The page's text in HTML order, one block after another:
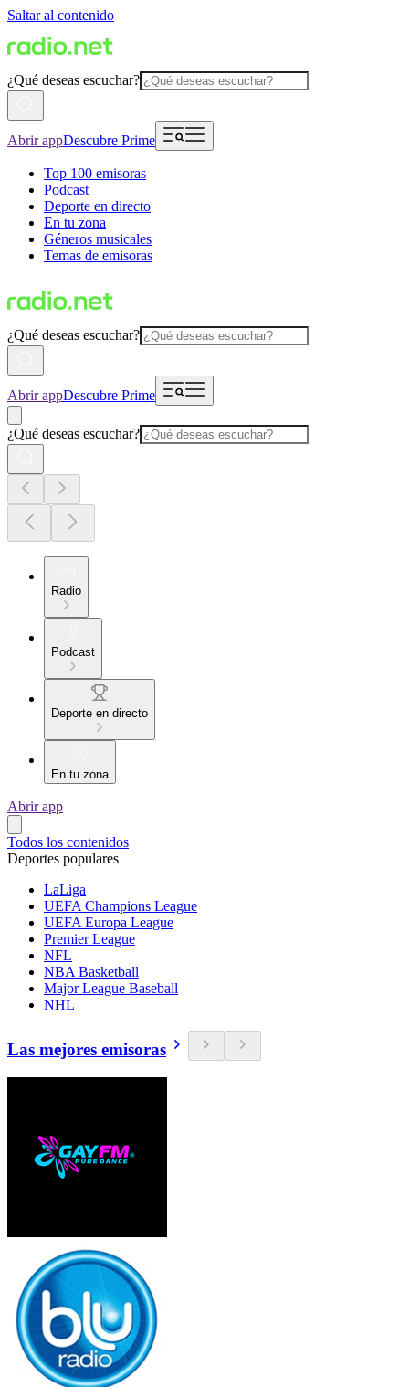
Saltar al contenido
¿Qué deseas escuchar?
Abrir appDescubre Prime
Top 100 emisoras
Podcast
Deporte en directo
En tu zona
Géneros musicales
Temas de emisoras
¿Qué deseas escuchar?
Abrir appDescubre Prime
¿Qué deseas escuchar?
Radio
Podcast
Deporte en directo
En tu zona
Abrir app
Todos los contenidos
Deportes populares
LaLiga
UEFA Champions League
UEFA Europa League
Premier League
NFL
NBA Basketball
Major League Baseball
NHL
Las mejores emisoras